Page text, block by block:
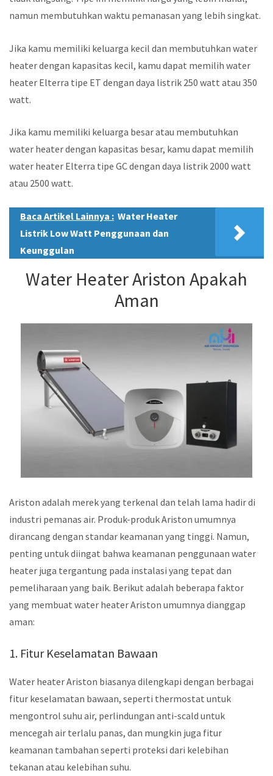
namun membutuhkan waktu pemanasan yang lebih singkat.
Jika kamu memiliki keluarga kecil dan membutuhkan water
heater dengan kapasitas kecil, kamu dapat memilih water
heater Elterra tipe ET dengan daya listrik 250 watt atau 350
watt.
Jika kamu memiliki keluarga besar atau membutuhkan
water heater dengan kapasitas besar, kamu dapat memilih
water heater Elterra tipe GC dengan daya listrik 2000 watt
atau 2500 watt.
Baca Artikel Lainnya : Water Heater
Listrik Low Watt Penggunaan dan
Keunggulan
Water Heater Ariston Apakah
Aman
Ariston adalah merek yang terkenal dan telah lama hadir di
industri pemanas air. Produk-produk Ariston umumnya
dirancang dengan standar keamanan yang tinggi. Namun,
penting untuk diingat bahwa keamanan penggunaan water
heater juga tergantung pada instalasi yang tepat dan
pemeliharaan yang baik. Berikut adalah beberapa faktor
yang membuat water heater Ariston umumnya dianggap
aman:
1. Fitur Keselamatan Bawaan
Water heater Ariston biasanya dilengkapi dengan berbagai
fitur keselamatan bawaan, seperti thermostat untuk
mengontrol suhu air, perlindungan anti-scald untuk
mencegah air terlalu panas, dan mungkin juga fitur
keamanan tambahan seperti proteksi dari kelebihan
tekanan atau kelebihan suhu.